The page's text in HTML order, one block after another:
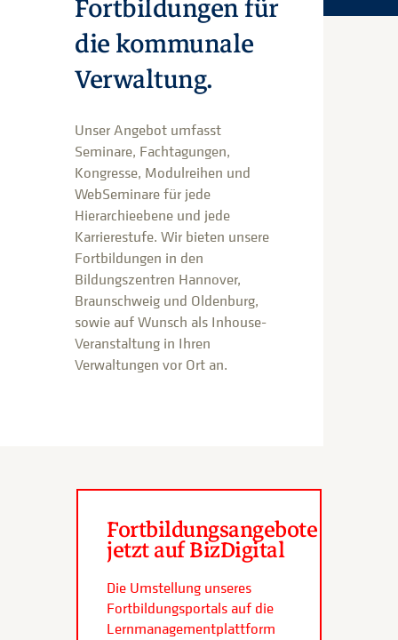
die kommunale
Verwaltung.
Unser Angebot umfasst
Seminare, Fachtagungen,
Kongresse, Modulreihen und
WebSeminare für jede
Hierarchieebene und jede
Karrierestufe. Wir bieten unsere
Fortbildungen in den
Bildungszentren Hannover,
Braunschweig und Oldenburg,
sowie auf Wunsch als Inhouse-
Veranstaltung in Ihren
Verwaltungen vor Ort an.
Fortbildungsangebote
jetzt auf BizDigital
Die Umstellung unseres
Fortbildungsportals auf die
Lernmanagementplattform